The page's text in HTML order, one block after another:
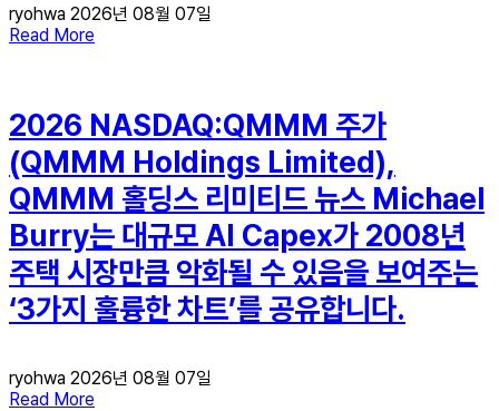
ryohwa 2026년 08월 07일
Read More
2026 NASDAQ:QMMM 주가
(QMMM Holdings Limited),
QMMM 홀딩스 리미티드 뉴스 Michael
Burry는 대규모 AI Capex가 2008년
주택 시장만큼 악화될 수 있음을 보여주는
‘3가지 훌륭한 차트’를 공유합니다.
ryohwa 2026년 08월 07일
Read More